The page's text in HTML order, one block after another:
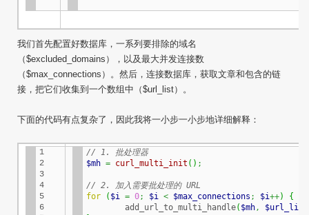
我们首先配置好数据库，一系列要排除的域名
（$excluded_domains），以及最大并发连接数
（$max_connections）。然后，连接数据库，获取文章和包含的链
接，把它们收集到一个数组中（$url_list）。
下面的代码有点复杂了，因此我将一小步一小步地详细解释：
1
2
3
4
5
6
// 1. 批处理器
$mh = curl_multi_init ( ) ;
// 2. 加入需要批处理的 URL
for
( $i = 0; $i < $max_connections ; $i++)
{
	add_url_to_multi_handle
( $mh, $url_list